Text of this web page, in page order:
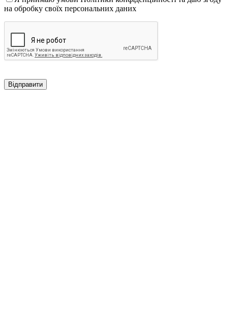
на обробку своїх персональних даних